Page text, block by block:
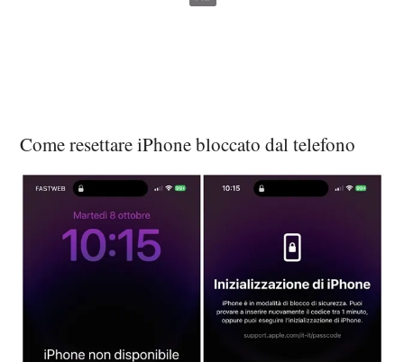
Come resettare iPhone bloccato dal telefono